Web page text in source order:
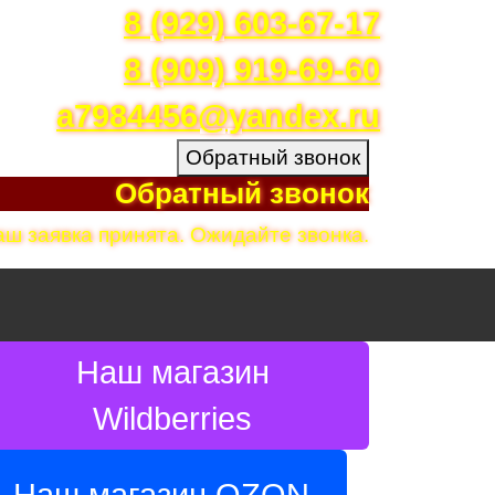
8 (929) 603-67-17
8 (909) 919-69-60
a7984456@yandex.ru
Обратный звонок
Обратный звонок
заявка принята. Ожидайте звонка.
Наш магазин
Wildberries